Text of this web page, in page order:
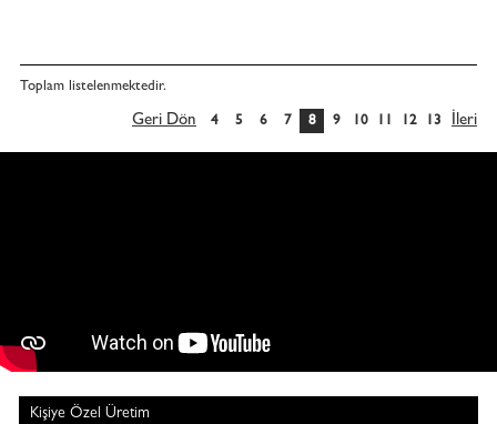
Toplam listelenmektedir.
İleri
4 5 6 7 8 9 10 11 12 13
Geri Dön
Kişiye Özel Üretim